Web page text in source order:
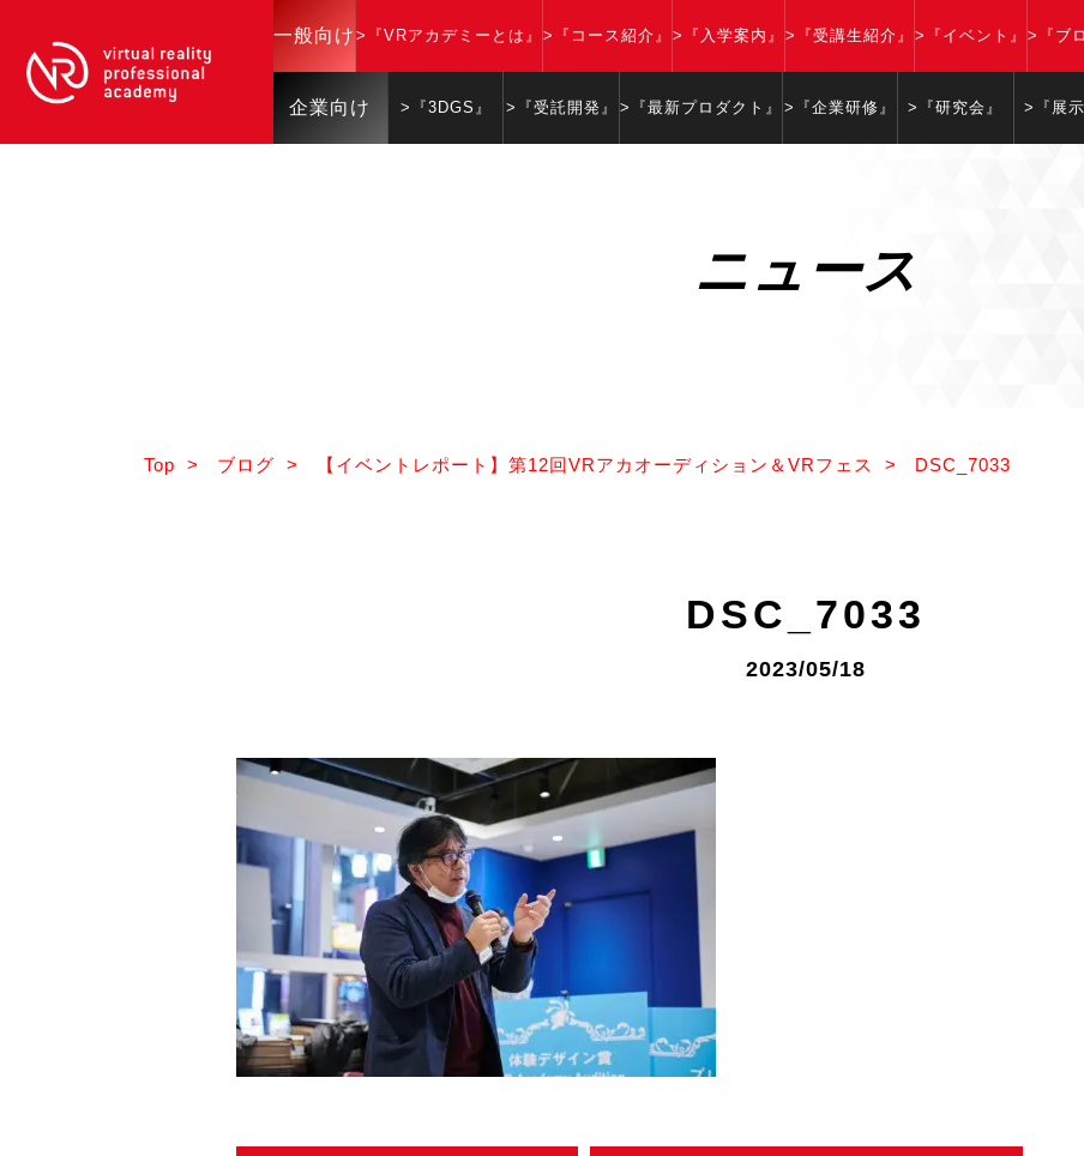
一般向け >『VRアカデミーとは』 >『コース紹介』 >『入学案内』 >『受講生紹介』 >『イベント』 >『ブ
企業向け >『3DGS』 >『受託開発』 >『最新プロダクト』 >『企業研修』 >『研究会』 >『展示
ニュース
Top > ブログ > 【イベントレポート】第12回VRアカオーディション＆VRフェス > DSC_7033
DSC_7033
2023/05/18